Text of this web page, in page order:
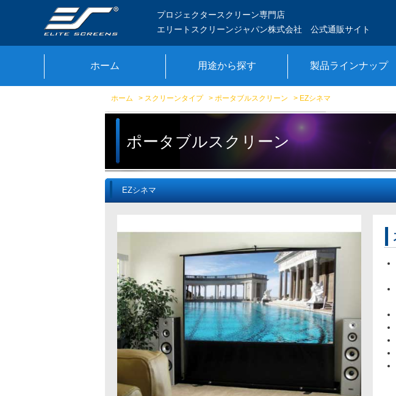
プロジェクタースクリーン専門店
エリートスクリーンジャパン株式会社 公式通販サイト
ホーム 用途から探す 製品ラインナップ
ホーム > スクリーンタイプ > ポータブルスクリーン > EZシネマ
ポータブルスクリーン
EZシネマ